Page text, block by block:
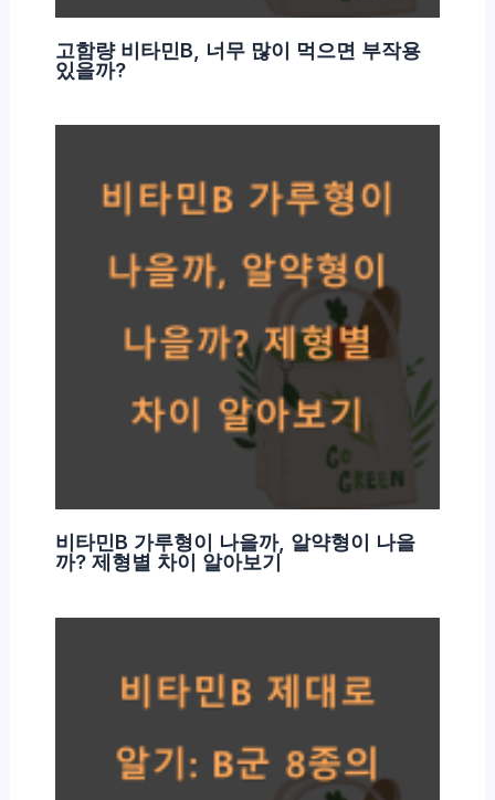
고함량 비타민B, 너무 많이 먹으면 부작용
있을까?
비타민B 가루형이 나을까, 알약형이 나을
까? 제형별 차이 알아보기